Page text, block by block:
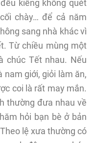
kiêng không quét
chày… để cả năm
sang nhà khác vì
Từ chiều mùng một
chúc Tết nhau. Nếu
nam giới, giỏi làm ăn,
coi là rất may mắn.
thường đưa nhau về
hỏi bạn bè ở bản
lệ xưa thường có